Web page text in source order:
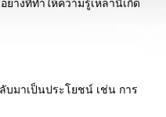
างที่ทำให้ความรู้เหล่านี้เกิด
บมาเป็นประโยชน์ เช่น การ